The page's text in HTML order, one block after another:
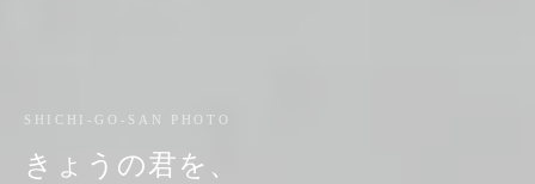
SHICHI-GO-SAN PHOTO
きょうの君を、